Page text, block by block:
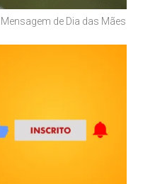
de Dia das Mães